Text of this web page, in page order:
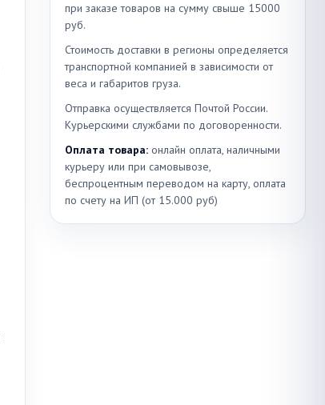
при заказе товаров на сумму свыше 15000
руб.
Стоимость доставки в регионы определяется
транспортной компанией в зависимости от
веса и габаритов груза.
Отправка осуществляется Почтой России.
Курьерскими службами по договоренности.
Оплата товара: онлайн оплата, наличными
курьеру или при самовывозе,
беспроцентным переводом на карту, оплата
по счету на ИП (от 15.000 руб)